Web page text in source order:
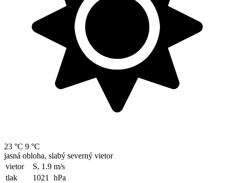
23 °C 9 °C
jasná obloha, slabý severný vietor
vietor
S, 1.9 m/s
tlak
1021
hPa